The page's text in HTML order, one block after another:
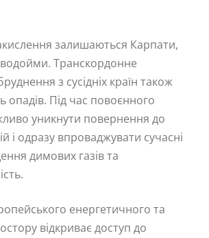
залишаються Карпати,
водойми. Транскордонне
з сусідніх країн також
опадів. Під час повоєнного
уникнути повернення до
і одразу впроваджувати сучасні
димових газів та
енергетичного та
відкриває доступ до